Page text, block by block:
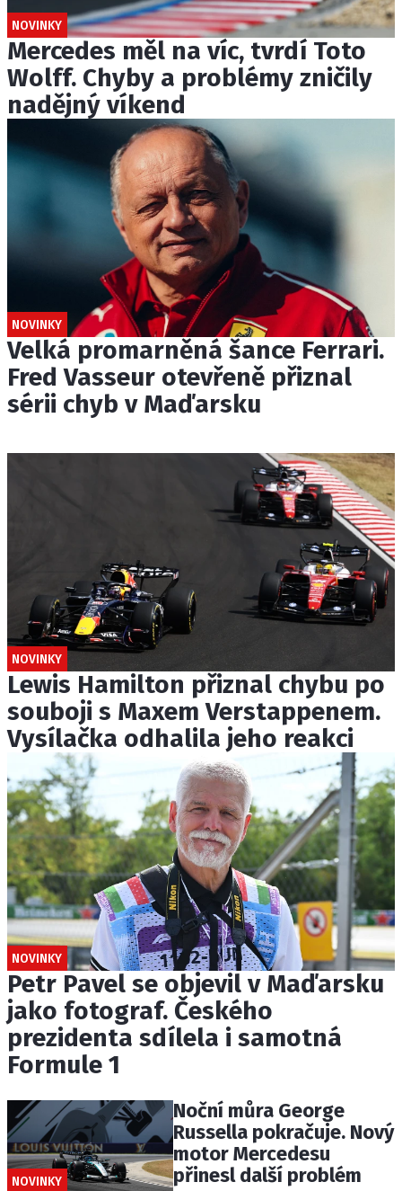
NOVINKY
Mercedes měl na víc, tvrdí Toto
Wolff. Chyby a problémy zničily
nadějný víkend
NOVINKY
Velká promarněná šance Ferrari.
Fred Vasseur otevřeně přiznal
sérii chyb v Maďarsku
NOVINKY
Lewis Hamilton přiznal chybu po
souboji s Maxem Verstappenem.
Vysílačka odhalila jeho reakci
NOVINKY
Petr Pavel se objevil v Maďarsku
jako fotograf. Českého
prezidenta sdílela i samotná
Formule 1
NOVINKY
Noční můra George
Russella pokračuje. Nový
motor Mercedesu
přinesl další problém